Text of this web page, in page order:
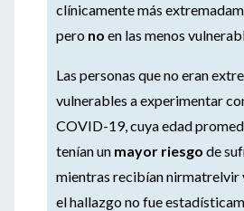
clínicamente más
pero no en las menos
Las personas que no eran
vulnerables a experimentar
COVID-19, cuya edad
tenían un mayor riesgo de
mientras recibían nirmatrelvir
el hallazgo no fue